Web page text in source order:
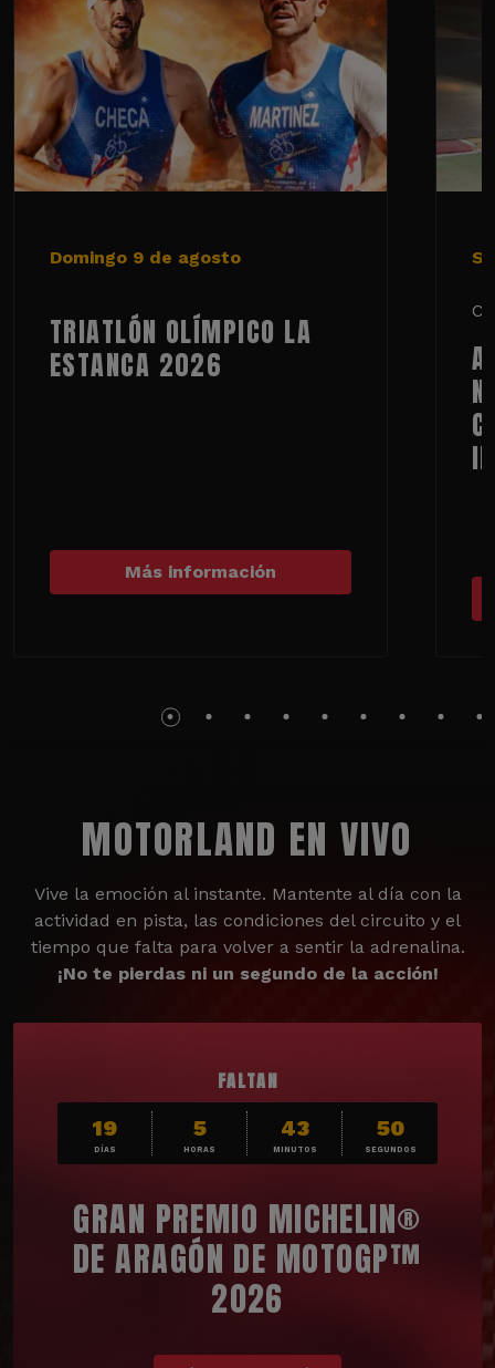
Domingo 9 de agosto
TRIATLÓN OLÍMPICO LA
ESTANCA 2026
Más información
MOTORLAND EN VIVO
Vive la emoción al instante. Mantente al día con la
actividad en pista, las condiciones del circuito y el
tiempo que falta para volver a sentir la adrenalina.
¡No te pierdas ni un segundo de la acción!
FALTAN
19
DÍAS
5
HORAS
43
MINUTOS
48
SEGUNDOS
GRAN PREMIO MICHELIN®
DE ARAGÓN DE MOTOGP™
2026